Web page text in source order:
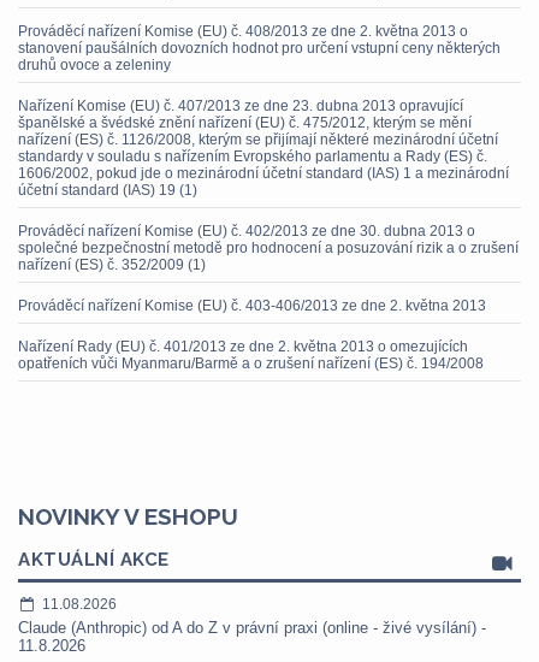
Prováděcí nařízení Komise (EU) č. 408/2013 ze dne 2. května 2013 o
stanovení paušálních dovozních hodnot pro určení vstupní ceny některých
druhů ovoce a zeleniny
Nařízení Komise (EU) č. 407/2013 ze dne 23. dubna 2013 opravující
španělské a švédské znění nařízení (EU) č. 475/2012, kterým se mění
nařízení (ES) č. 1126/2008, kterým se přijímají některé mezinárodní účetní
standardy v souladu s nařízením Evropského parlamentu a Rady (ES) č.
1606/2002, pokud jde o mezinárodní účetní standard (IAS) 1 a mezinárodní
účetní standard (IAS) 19 (1)
Prováděcí nařízení Komise (EU) č. 402/2013 ze dne 30. dubna 2013 o
společné bezpečnostní metodě pro hodnocení a posuzování rizik a o zrušení
nařízení (ES) č. 352/2009 (1)
Prováděcí nařízení Komise (EU) č. 403-406/2013 ze dne 2. května 2013
Nařízení Rady (EU) č. 401/2013 ze dne 2. května 2013 o omezujících
opatřeních vůči Myanmaru/Barmě a o zrušení nařízení (ES) č. 194/2008
NOVINKY V ESHOPU
AKTUÁLNÍ AKCE
11.08.2026
Claude (Anthropic) od A do Z v právní praxi (online - živé vysílání) -
11.8.2026